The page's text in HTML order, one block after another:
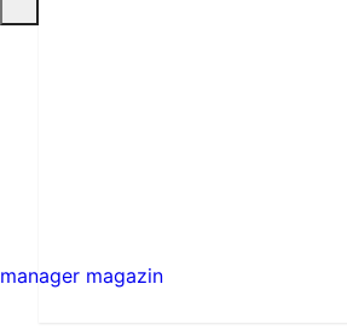
manager magazin